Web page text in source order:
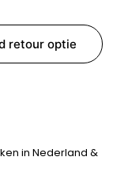
retour optie
in Nederland &